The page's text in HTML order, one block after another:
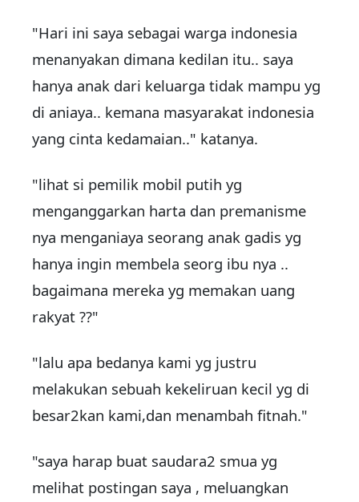
"Hari ini saya sebagai warga indonesia
menanyakan dimana kedilan itu.. saya
hanya anak dari keluarga tidak mampu yg
di aniaya.. kemana masyarakat indonesia
yang cinta kedamaian.." katanya.
"lihat si pemilik mobil putih yg
menganggarkan harta dan premanisme
nya menganiaya seorang anak gadis yg
hanya ingin membela seorg ibu nya ..
bagaimana mereka yg memakan uang
rakyat ??"
"lalu apa bedanya kami yg justru
melakukan sebuah kekeliruan kecil yg di
besar2kan kami,dan menambah fitnah."
"saya harap buat saudara2 smua yg
melihat postingan saya , meluangkan